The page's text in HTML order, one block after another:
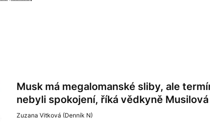
Musk má megalomanské sliby, ale
nebyli spokojení, říká vědkyně Musilová
Zuzana Vitková (Denník N)